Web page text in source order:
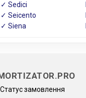
✓ Sedici
✓ Seicento
✓ Siena
Статус замовлення